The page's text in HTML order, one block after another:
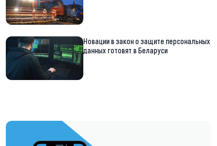
Новации в закон о защите персональных
данных готовят в Беларуси
https://t.me/minskctvby